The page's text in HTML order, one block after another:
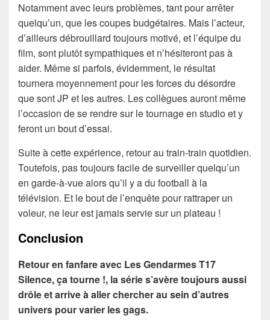
Notamment avec leurs problèmes, tant pour arrêter
quelqu’un, que les coupes budgétaires. Mais l’acteur,
d’ailleurs débrouillard toujours motivé, et l’équipe du
film, sont plutôt sympathiques et n’hésiteront pas à
aider. Même si parfois, évidemment, le résultat
tournera moyennement pour les forces du désordre
que sont JP et les autres. Les collègues auront même
l’occasion de se rendre sur le tournage en studio et y
feront un bout d’essai.
Suite à cette expérience, retour au train-train quotidien.
Toutefois, pas toujours facile de surveiller quelqu’un
en garde-à-vue alors qu’il y a du football à la
télévision. Et le bout de l’enquête pour rattraper un
voleur, ne leur est jamais servie sur un plateau !
Conclusion
Retour en fanfare avec Les Gendarmes T17
Silence, ça tourne !, la série s’avère toujours aussi
drôle et arrive à aller chercher au sein d’autres
univers pour varier les gags.